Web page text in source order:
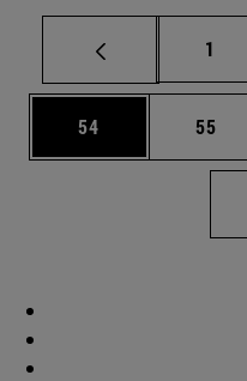
1
Página
54 55